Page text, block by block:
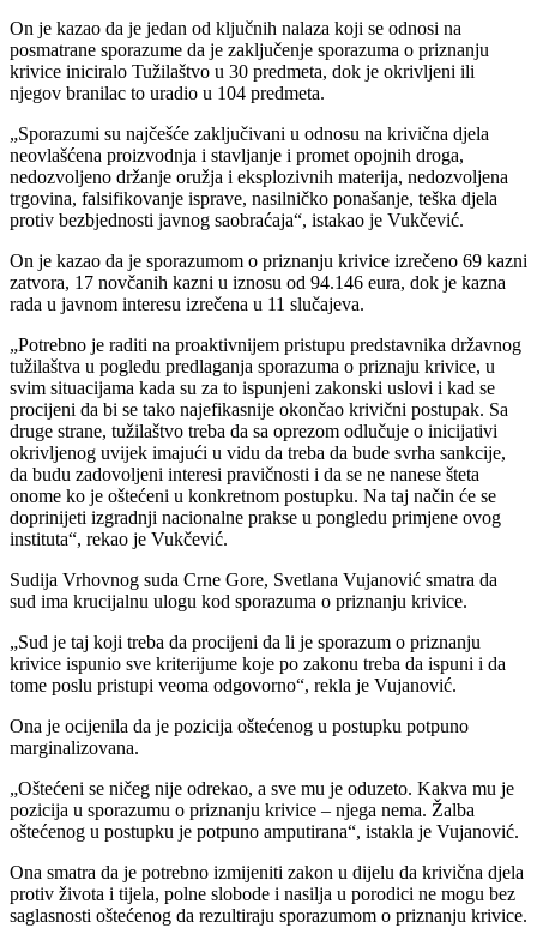
On je kazao da je jedan od ključnih nalaza koji se odnosi na
posmatrane sporazume da je zaključenje sporazuma o priznanju
krivice iniciralo Tužilaštvo u 30 predmeta, dok je okrivljeni ili
njegov branilac to uradio u 104 predmeta.
„Sporazumi su najčešće zaključivani u odnosu na krivična djela
neovlašćena proizvodnja i stavljanje i promet opojnih droga,
nedozvoljeno držanje oružja i eksplozivnih materija, nedozvoljena
trgovina, falsifikovanje isprave, nasilničko ponašanje, teška djela
protiv bezbjednosti javnog saobraćaja“, istakao je Vukčević.
On je kazao da je sporazumom o priznanju krivice izrečeno 69 kazni
zatvora, 17 novčanih kazni u iznosu od 94.146 eura, dok je kazna
rada u javnom interesu izrečena u 11 slučajeva.
„Potrebno je raditi na proaktivnijem pristupu predstavnika državnog
tužilaštva u pogledu predlaganja sporazuma o priznaju krivice, u
svim situacijama kada su za to ispunjeni zakonski uslovi i kad se
procijeni da bi se tako najefikasnije okončao krivični postupak. Sa
druge strane, tužilaštvo treba da sa oprezom odlučuje o inicijativi
okrivljenog uvijek imajući u vidu da treba da bude svrha sankcije,
da budu zadovoljeni interesi pravičnosti i da se ne nanese šteta
onome ko je oštećeni u konkretnom postupku. Na taj način će se
doprinijeti izgradnji nacionalne prakse u pongledu primjene ovog
instituta“, rekao je Vukčević.
Sudija Vrhovnog suda Crne Gore, Svetlana Vujanović smatra da
sud ima krucijalnu ulogu kod sporazuma o priznanju krivice.
„Sud je taj koji treba da procijeni da li je sporazum o priznanju
krivice ispunio sve kriterijume koje po zakonu treba da ispuni i da
tome poslu pristupi veoma odgovorno“, rekla je Vujanović.
Ona je ocijenila da je pozicija oštećenog u postupku potpuno
marginalizovana.
„Oštećeni se ničeg nije odrekao, a sve mu je oduzeto. Kakva mu je
pozicija u sporazumu o priznanju krivice – njega nema. Žalba
oštećenog u postupku je potpuno amputirana“, istakla je Vujanović.
Ona smatra da je potrebno izmijeniti zakon u dijelu da krivična djela
protiv života i tijela, polne slobode i nasilja u porodici ne mogu bez
saglasnosti oštećenog da rezultiraju sporazumom o priznanju krivice.